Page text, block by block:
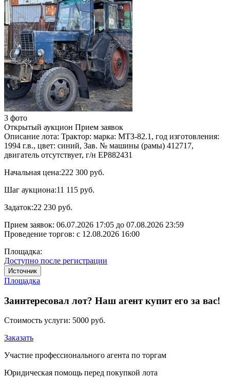
3 фото
Открытый аукцион Прием заявок
Описание лота: Трактор: марка: МТЗ-82.1, год изготовления:
1994 г.в., цвет: синий, Зав. № машины (рамы) 412717,
двигатель отсутствует, г/н ЕР882431
Начальная цена:222 300 руб.
Шаг аукциона:11 115 руб.
Задаток:22 230 руб.
Прием заявок: 06.07.2026 17:05 до 07.08.2026 23:59
Проведение торгов: с 12.08.2026 16:00
Площадка:
Доступно после регистрации
Источник
Площадка
Заинтересовал лот? Наш агент купит его за вас!
Стоимость услуги: 5000 руб.
Заказать
Участие профессионального агента по торгам
Юридическая помощь перед покупкой лота